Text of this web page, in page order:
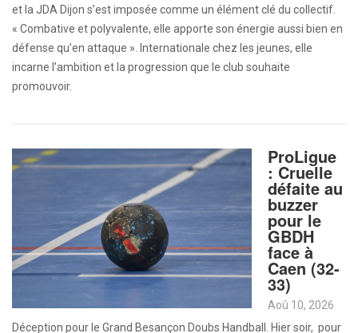
et la JDA Dijon s’est imposée comme un élément clé du collectif.
« Combative et polyvalente, elle apporte son énergie aussi bien en
défense qu’en attaque ». Internationale chez les jeunes, elle
incarne l’ambition et la progression que le club souhaite
promouvoir.
ProLigue
: Cruelle
défaite au
buzzer
pour le
GBDH
face à
Caen (32-
33)
Aoû 10, 2026
Déception pour le Grand Besançon Doubs Handball. Hier soir, pour